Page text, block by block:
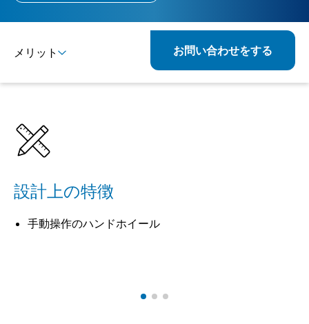
メリット
関連製品
お問い合わせをする
設計上の特徴
手動操作のハンドホイール